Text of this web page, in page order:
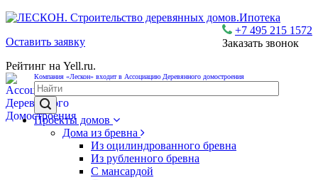
+7 495 215 1572
Заказать звонок
Ипотека
Оставить заявку
Рейтинг на Yell.ru.
Компания «Лескон» входит в Ассоциацию Деревянного домостроения
Проекты домов
Дома из бревна
Из оцилиндрованного бревна
Из рубленного бревна
С мансардой